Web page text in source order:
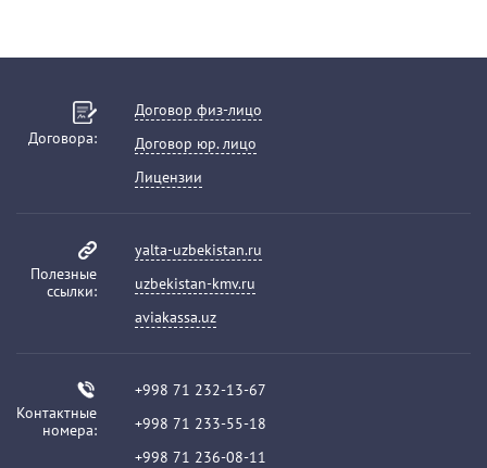
Договора:
Договор физ-лицо
Договор юр. лицо
Лицензии
Полезные
ссылки:
yalta-uzbekistan.ru
uzbekistan-kmv.ru
aviakassa.uz
Контактные
номера:
+998 71 232-13-67
+998 71 233-55-18
+998 71 236-08-11